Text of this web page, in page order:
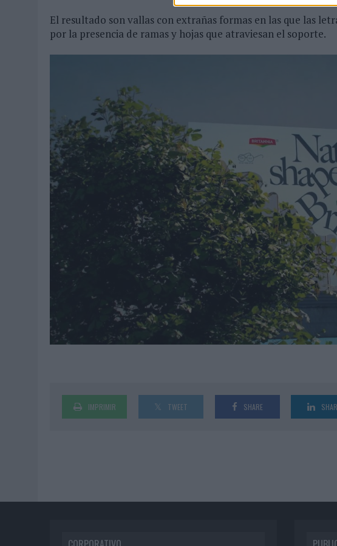
El resultado son vallas con extrañas formas en las que las
por la presencia de ramas y hojas que atraviesan el soporte.
IMPRIMIR TWEET SHARE